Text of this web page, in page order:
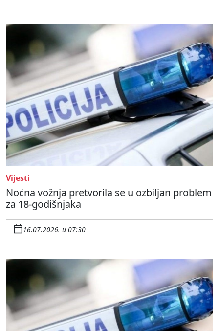
Vijesti
Noćna vožnja pretvorila se u ozbiljan problem
za 18-godišnjaka
16.07.2026. u 07:30